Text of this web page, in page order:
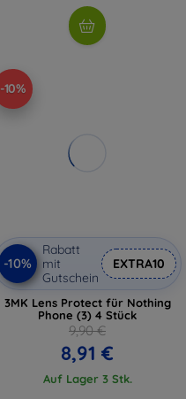
-10%
-10%
Rabatt
mit
Gutschein
EXTRA10
3MK Lens Protect für Nothing
Phone (3) 4 Stück
9,90 €
8,91 €
Auf Lager 3 Stk.